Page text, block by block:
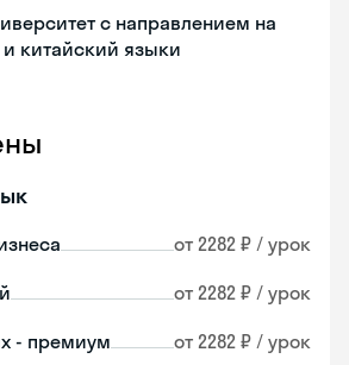
с направлением на
китайский языки
от 2282 ₽ / урок
от 2282 ₽ / урок
- премиум от 2282 ₽ / урок